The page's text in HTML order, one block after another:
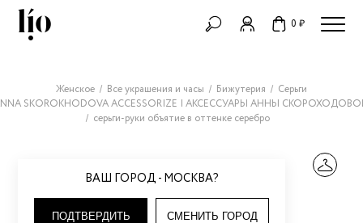
0 ₽
ВАШ ГОРОД - МОСКВА?
ПОДТВЕРДИТЬ СМЕНИТЬ ГОРОД
Женское Все украшения и часы Бижутерия
Серьги
SKOROKHODOVA ACCESSORIZE | АКСЕССУАРЫ АННЫ
серьги-руки объятие в оттенке серебро